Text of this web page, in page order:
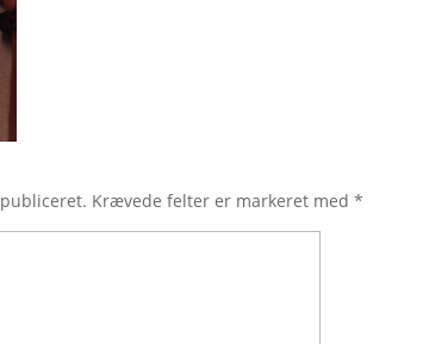
Krævede felter er markeret med*